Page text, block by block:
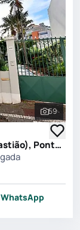
Ver
59
Moradia T4 em Ponta Delgada (São Sebastião), Ponta Delgada
WhatsApp